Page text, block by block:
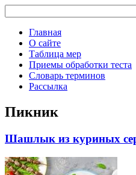
Главная
О сайте
Таблица мер
Приемы обработки теста
Словарь терминов
Рассылка
Пикник
Шашлык из куриных